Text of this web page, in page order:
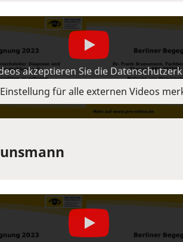
akzeptieren Sie die
Einstellung für alle externen Videos